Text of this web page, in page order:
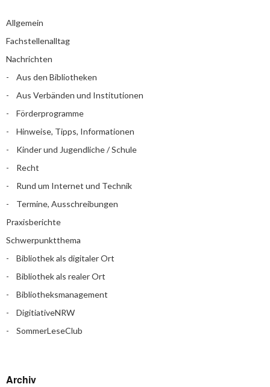
Allgemein
Fachstellenalltag
Nachrichten
Aus den Bibliotheken
Aus Verbänden und Institutionen
Förderprogramme
Hinweise, Tipps, Informationen
Kinder und Jugendliche / Schule
Recht
Rund um Internet und Technik
Termine, Ausschreibungen
Praxisberichte
Schwerpunktthema
Bibliothek als digitaler Ort
Bibliothek als realer Ort
Bibliotheksmanagement
DigitiativeNRW
SommerLeseClub
Archiv